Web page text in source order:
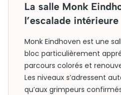
La salle Monk
l’escalade intérieure
Monk Eindhoven est une
bloc particulièrement
parcours colorés et
Les niveaux s’adressent
qu’aux grimpeurs